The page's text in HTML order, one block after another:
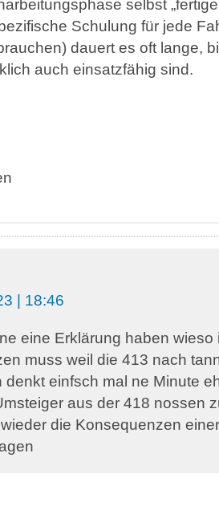
selbst
Schulung für jede
dauert es oft lange,
auch einsatzfähig sind.
| 18:46
eine Erklärung haben wieso
muss weil die 413 nach
denkt einfsch mal ne Minute
aus der 418 nossen
die Konsequenzen